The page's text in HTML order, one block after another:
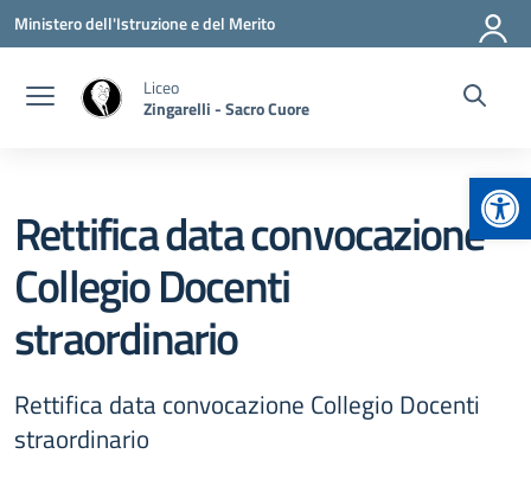
Vai ai contenuti
Vai al menu di navigazione
Vai al footer
Ministero dell'Istruzione e del Merito
Liceo
Zingarelli - Sacro Cuore
Rettifica data convocazione
Collegio Docenti
straordinario
Rettifica data convocazione Collegio Docenti
straordinario